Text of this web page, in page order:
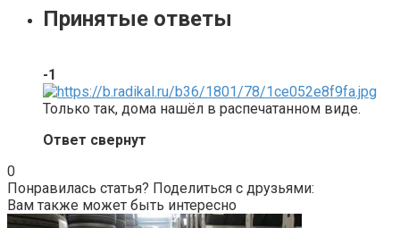
Принятые ответы
-1
Только так, дома нашёл в распечатанном виде.
Ответ свернут
0
Понравилась статья? Поделиться с друзьями:
Вам также может быть интересно